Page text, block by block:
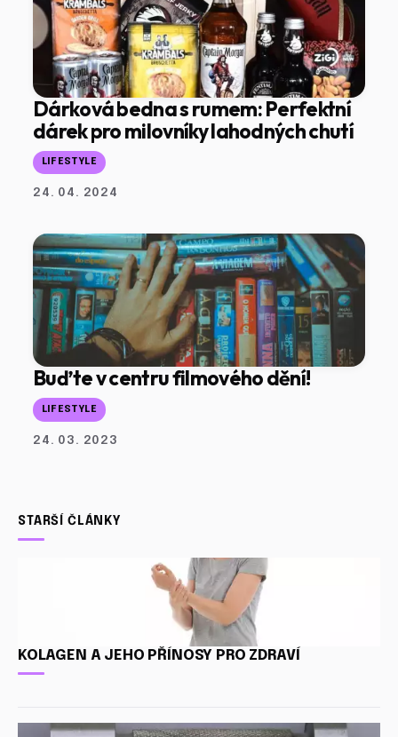
Dárková bedna s rumem: Perfektní
dárek pro milovníky lahodných chutí
LIFESTYLE
24. 04. 2024
Buďte v centru filmového dění!
LIFESTYLE
24. 03. 2023
STARŠÍ ČLÁNKY
KOLAGEN A JEHO PŘÍNOSY PRO ZDRAVÍ